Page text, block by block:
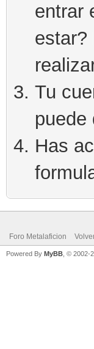
entrar
estar?
Tu
puede
Has
Foro Metalaficion
Powered By MyBB , © 2002-